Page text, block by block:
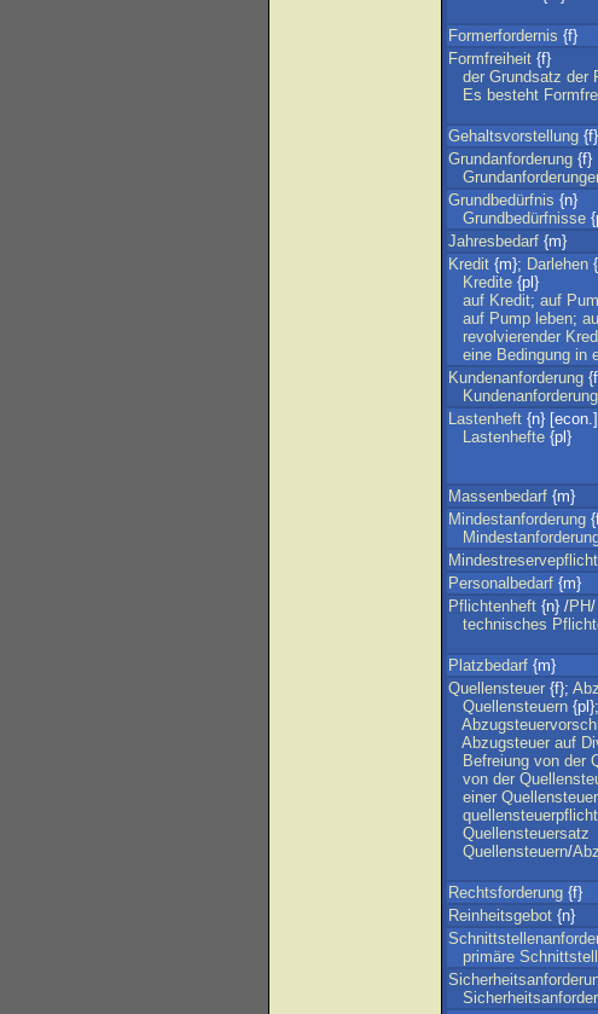
Formerfordernis {f}
Formfreiheit {f}
der Grundsatz der
Es besteht
Gehaltsvorstellung {f}
Grundanforderung {f}
Grundbedürfnis {n}
Grundbedürfnisse
Jahresbedarf {m}
Kredit {m}; Darlehen
Kredite {pl}
auf Kredit; auf
auf Pump leben;
revolvierender
eine Bedingung in
Kundenanforderung
Lastenheft {n} [econ.]
Lastenhefte {pl}
Massenbedarf {m}
Mindestanforderung
Mindestreservepflicht
Personalbedarf {m}
Pflichtenheft {n} /PH/
technisches
Platzbedarf {m}
Quellensteuer {f};
Quellensteuern {pl};
Abzugsteuer auf
Befreiung von der
von der
einer Quellensteuer
Quellensteuersatz
Quellensteuern/
Rechtsforderung {f}
Reinheitsgebot {n}
primäre